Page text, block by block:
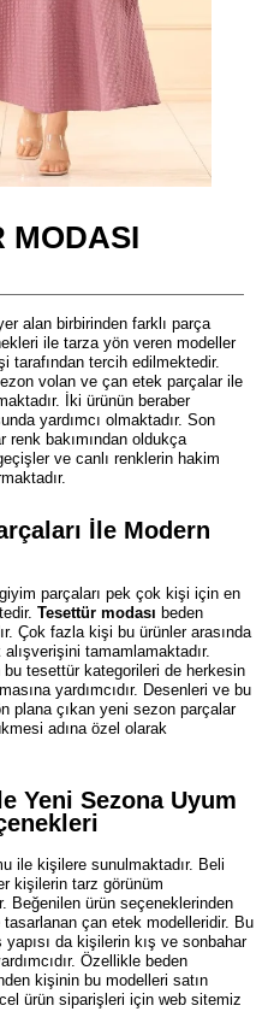
MODASI
alan birbirinden farklı parça
ile tarza yön veren modeller
tercih edilmektedir.
volan ve çan etek parçalar ile
İki ürünün beraber
yardımcı olmaktadır. Son
bakımından oldukça
ve canlı renklerin hakim
İle Modern
parçaları pek çok kişi için en
Tesettür modası beden
Çok fazla kişi bu ürünler arasında
tamamlamaktadır.
tesettür kategorileri de herkesin
yardımcıdır. Desenleri ve bu
plana çıkan yeni sezon parçalar
adına özel olarak
Yeni Sezona Uyum
ile kişilere sunulmaktadır. Beli
kişilerin tarz görünüm
Beğenilen ürün seçeneklerinden
çan etek modelleridir. Bu
da kişilerin kış ve sonbahar
Özellikle beden
kişinin bu modelleri satın
ürün siparişleri için web sitemiz